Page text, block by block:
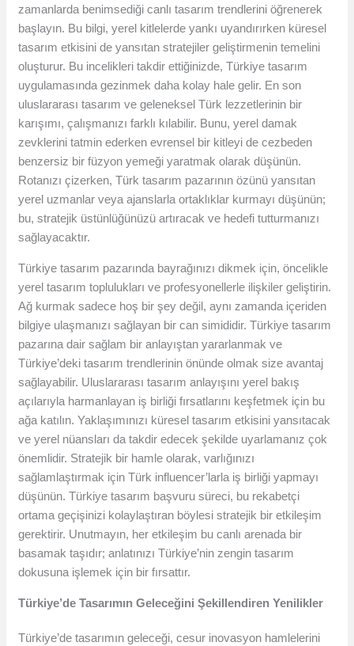
zamanlarda benimsediği canlı tasarım trendlerini öğrenerek
başlayın. Bu bilgi, yerel kitlelerde yankı uyandırırken küresel
tasarım etkisini de yansıtan stratejiler geliştirmenin temelini
oluşturur. Bu incelikleri takdir ettiğinizde, Türkiye tasarım
uygulamasında gezinmek daha kolay hale gelir. En son
uluslararası tasarım ve geleneksel Türk lezzetlerinin bir
karışımı, çalışmanızı farklı kılabilir. Bunu, yerel damak
zevklerini tatmin ederken evrensel bir kitleyi de cezbeden
benzersiz bir füzyon yemeği yaratmak olarak düşünün.
Rotanızı çizerken, Türk tasarım pazarının özünü yansıtan
yerel uzmanlar veya ajanslarla ortaklıklar kurmayı düşünün;
bu, stratejik üstünlüğünüzü artıracak ve hedefi tutturmanızı
sağlayacaktır.
Türkiye tasarım pazarında bayrağınızı dikmek için, öncelikle
yerel tasarım toplulukları ve profesyonellerle ilişkiler geliştirin.
Ağ kurmak sadece hoş bir şey değil, aynı zamanda içeriden
bilgiye ulaşmanızı sağlayan bir can simididir. Türkiye tasarım
pazarına dair sağlam bir anlayıştan yararlanmak ve
Türkiye’deki tasarım trendlerinin önünde olmak size avantaj
sağlayabilir. Uluslararası tasarım anlayışını yerel bakış
açılarıyla harmanlayan iş birliği fırsatlarını keşfetmek için bu
ağa katılın. Yaklaşımınızı küresel tasarım etkisini yansıtacak
ve yerel nüansları da takdir edecek şekilde uyarlamanız çok
önemlidir. Stratejik bir hamle olarak, varlığınızı
sağlamlaştırmak için Türk influencer’larla iş birliği yapmayı
düşünün. Türkiye tasarım başvuru süreci, bu rekabetçi
ortama geçişinizi kolaylaştıran böylesi stratejik bir etkileşim
gerektirir. Unutmayın, her etkileşim bu canlı arenada bir
basamak taşıdır; anlatınızı Türkiye’nin zengin tasarım
dokusuna işlemek için bir fırsattır.
Türkiye’de Tasarımın Geleceğini Şekillendiren Yenilikler
Türkiye’de tasarımın geleceği, cesur inovasyon hamlelerini